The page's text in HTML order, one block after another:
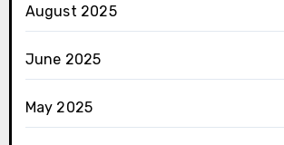
August 2025
June 2025
May 2025